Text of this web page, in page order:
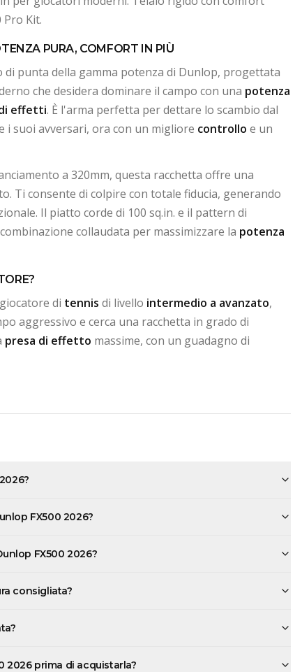
Pro Kit.
PURA, COMFORT IN PIÙ
di punta della gamma potenza di Dunlop, progettata
che desidera dominare il campo con una potenza
effetti. È l'arma perfetta per dettare lo scambio dal
i suoi avversari, ora con un migliore controllo e un
a 320mm, questa racchetta offre una
Ti consente di colpire con totale fiducia, generando
Il piatto corde di 100 sq.in. e il pattern di
collaudata per massimizzare la potenza
di tennis di livello intermedio a avanzato,
aggressivo e cerca una racchetta in grado di
presa di effetto massime, con un guadagno di
FX500 2026?
FX500 2026?
consigliata?
2026 prima di acquistarla?